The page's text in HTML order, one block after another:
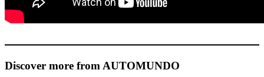
Discover more from AUTOMUNDO